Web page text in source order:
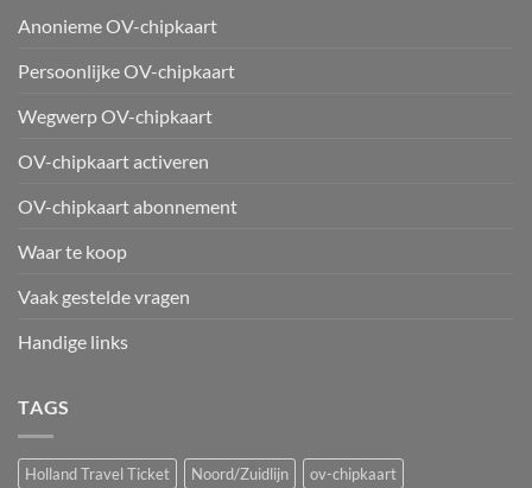
Anonieme OV-chipkaart
Persoonlijke OV-chipkaart
Wegwerp OV-chipkaart
OV-chipkaart activeren
OV-chipkaart abonnement
Waar te koop
Vaak gestelde vragen
Handige links
TAGS
Holland Travel Ticket Noord/Zuidlijn ov-chipkaart